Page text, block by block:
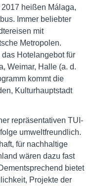
heißen Málaga,
Immer beliebter
mit
Metropolen.
Hotelangebot für
Weimar, Halle (a. d.
kommt die
Kulturhauptstadt
repräsentativen TUI-
umweltfreundlich.
für nachhaltige
wären dazu fast
bietet
Projekte der